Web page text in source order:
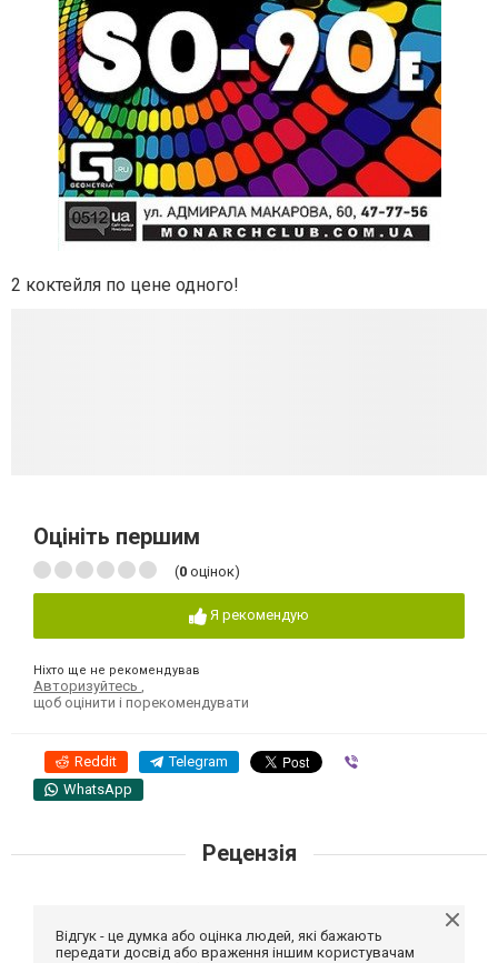
2 коктейля по цене одного!
Оцініть першим
(0 оцінок)
Я рекомендую
Ніхто ще не рекомендував
Авторизуйтесь
щоб оцінити і порекомендувати
Reddit Telegram
WhatsApp
Рецензія
Відгук - це думка або оцінка людей, які бажають
передати досвід або враження іншим користувачам